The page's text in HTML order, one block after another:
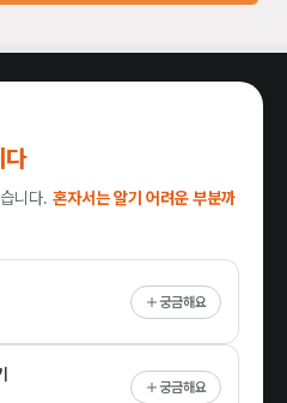
다
니다. 혼자서는 알기 어려운 부분까
궁금해요
궁금해요